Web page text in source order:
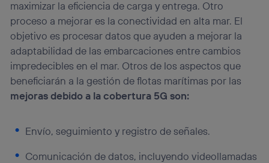
maximizar la eficiencia de carga y entrega. Otro
proceso a mejorar es la conectividad en alta mar. El
objetivo es procesar datos que ayuden a mejorar la
adaptabilidad de las embarcaciones entre cambios
impredecibles en el mar. Otros de los aspectos que
beneficiarán a la gestión de flotas marítimas por las
mejoras debido a lacobertura 5G son:
Envío, seguimiento y registro de señales.
Comunicación de datos, incluyendo videollamadas